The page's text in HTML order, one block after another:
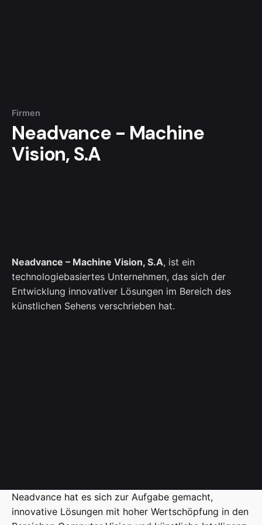
Firmen
Neadvance - Machine
Vision, S.A
Neadvance – Machine Vision, S.A, ist ein
technologiebasiertes Unternehmen, das sich der
Entwicklung innovativer Lösungen im Bereich des
künstlichen Sehens verschrieben hat.
Neadvance hat es sich zur Aufgabe gemacht,
innovative Lösungen mit hoher Wertschöpfung in den